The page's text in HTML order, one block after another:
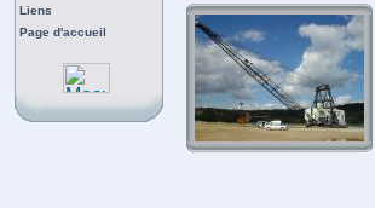
Liens
Page d'accueil